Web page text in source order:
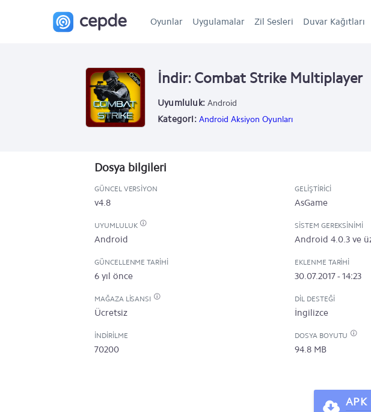
Oyunlar Uygulamalar Zil Sesleri Duvar Kağıtları
İndir: Combat Strike Multiplayer
Uyumluluk: Android
Kategori: Android Aksiyon Oyunları
Dosya bilgileri
GÜNCEL VERSIYON
v4.8
GELIŞTIRICI
AsGame
UYUMLULUK
Android
SISTEM GEREKSINIMI
Android 4.0.3 ve
GÜNCELLENME TARIHI
6 yıl önce
EKLENME TARIHI
30.07.2017 - 14:23
MAĞAZA LISANSI
Ücretsiz
DIL DESTEĞI
İngilizce
İNDIRILME
70200
DOSYA BOYUTU
94.8 MB
APK